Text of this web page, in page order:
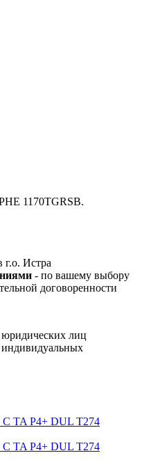
1170TGRSB.
г.о. Истра
- по вашему выбору
договоренности
юридических лиц
индивидуальных
TA P4+ DUL T274
TA P4+ DUL T274